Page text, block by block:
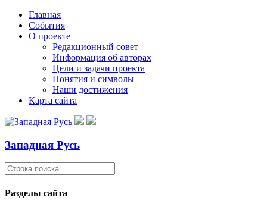
Главная
События
О проекте
Редакционный совет
Информация об авторах
Цели и задачи проекта
Понятия и символы
Наши достижения
Карта сайта
Западная Русь
Разделы сайта